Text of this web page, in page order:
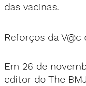
das vacinas.
Reforços da
Em 26 de
editor do The